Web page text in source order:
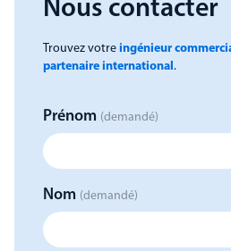
Nous contacter
Trouvez votre ingénieur
partenaire international.
Prénom (demandé)
Nom (demandé)